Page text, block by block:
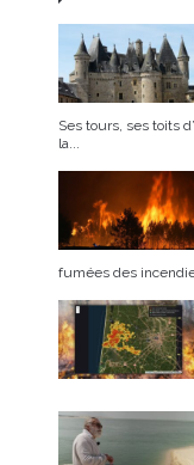
Ses tours, ses toits
la...
fumées des